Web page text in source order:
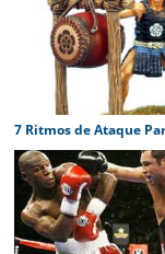
7 Ritmos de Ataque